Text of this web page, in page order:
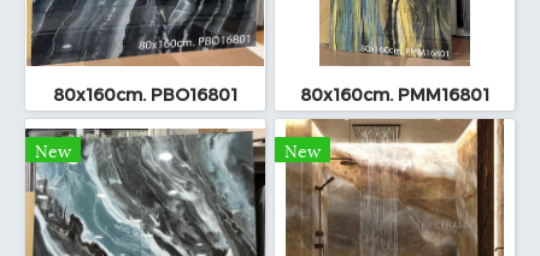
80x160cm. PBO16801 80x160cm. PMM16801
New New